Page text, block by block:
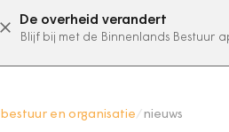
De overheid verandert
Blijf bij met de Binnenlands Bestuur
abonneer nu
bestuur en organisatie nieuws